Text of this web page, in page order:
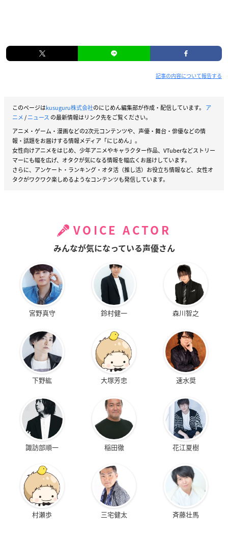
記事の内容について報告する
このページはkusuguru株式会社のにじめん編集部が作成・配信しています。 ア
ニメ/ニュース の最新情報はリンク先をご覧ください。
アニメ・ゲーム・漫画などの2次元コンテンツや、声優・舞台・俳優などの情
報・話題をお届けする情報メディア「にじめん」。
女性向けアニメをはじめ、少年アニメやキャラクター作品、VTuberなどストリー
マーにも幅を広げ、オタクが気になる情報を幅広くお届けしています。
さらに、アンケート・ランキング・オタ活（推し活）お役立ち情報など、女性オ
タクがワクワク楽しめるようなコンテンツも発信しています。
VOICE ACTOR
みんなが気になっている声優さん
宮野真守 鈴村健一 森川智之
下野紘 大塚芳忠 速水奨
諏訪部順一 稲田徹 花江夏樹
村瀬歩 三宅健太 斉藤壮馬